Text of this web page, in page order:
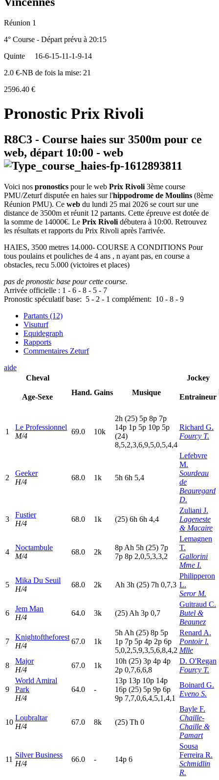
Réunion 1
4° Course - Départ prévu à 20:15
Quinte
16-6-15-11-1-9-14
2.0 €-NB de fois la mise: 21
2596.40 €
Pronostic Prix Rivoli
R8C3 - Course haies sur 3500m pour ce
web, départ 10:00 - web
Voici nos pronostics pour le web Prix Rivoli 3ème course
PMU/Zeturf disputée en haies sur l'hippodrome de Moulins (8ème
Réunion PMU). Ce web du lundi 25 mai 2026 se court sur une
distance de 3500m et réunit 12 partants. Cette épreuve est dotée de
la somme de 14000€. Le Prix Rivoli débutera à 10:00. Retrouvez
les résultats et rapports du Prix Rivoli après l'arrivée.
HAIES, 3500 metres 14.000- COURSE A CONDITIONS Pour
tous poulains et pouliches de 4 ans , n ayant pas, en course a
obstacles, recu 5.000 (victoires et places)
pas de pronostic base pour cette course.
Arrivée officielle : 1 - 6 - 8 - 5 - 7
Pronostic spéculatif base: 5 - 2 - 1 complément: 10 - 8 - 9
Partants (12)
Visuturf
Equidegraph
Rapports
Commentaires Zeturf
aide
Cheval
Age-Sexe
Hand. Gains Musique
Jockey
Entraineur
1
Le Professionnel
M/4
69.0 10k
2h (25) 5p 8p 7p
14p 1p 5p 10p 5p
(24)
8,5,2,3,6,9,5,0,5,4,4
Richard G.
Fourcy T.
2
Geeker
H/4
68.0 1k 5h 6h 5,4
Lefebvre
M.
Sourdeau
de
Beauregard
D.
3
Fustier
H/4
68.0 1k (25) 6h 6h 4,4
Zuliani J.
Lageneste
& Macaire
4
Noctambule
M/4
68.0 2k
8p Ah 5h (25) 7p
7p 8p 2,0,5,3,3,2
Lemagnen
T.
Gallorini
Mme I.
5
Mika Du Seuil
H/4
68.0 2k Ah 3h (25) 7h 0,7,3
Philipperon
L.
Seror M.
6
Jem Man
H/4
64.0 3k (25) Ah 3p 0,7
Guitraud C.
Butel &
Beaunez
7
Knightoftheforest
H/4
67.0 1k
5h Ah (25) 8p 5p
1p 7p 5p 4p 2p 6p
5,0,2,5,9,3,5,6,8,4,2
Renard A.
Pontoir l.
Mlle
8
Major
H/4
67.0 1k
10h (25) 3p 4p 4p
2p 0,7,6,6,8
D. O'Regan
Fourcy T.
9
World Amiral
Park
H/4
64.0 -
13p 13p 10p 14p
16p (25) 5p 9p 6p
9p 7,7,0,6,4,5,1,4,1
Boinard G.
Eveno S.
10
Loubraltar
H/4
67.0 8k (25) Th 0
Bayle F.
Chaille-
Chaille &
Pamart
11
Silver Business
H/4
66.0 - 14p 6
Sousa
Ferreira R.
Schmidlin
R.